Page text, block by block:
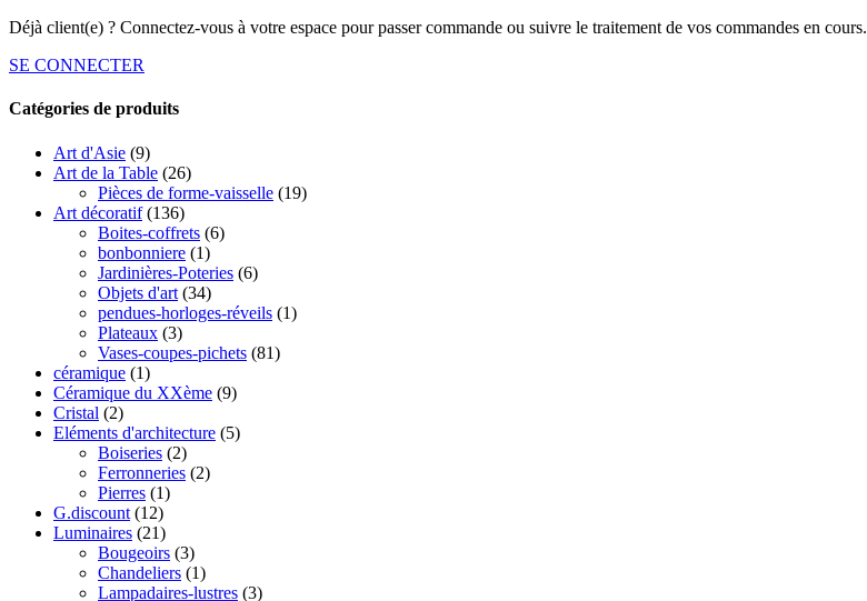
Déjà client(e) ? Connectez-vous à votre espace pour passer commande ou suivre le traitement de vos commandes en cours.
SE CONNECTER
Catégories de produits
Art d'Asie (9)
Art de la Table (26)
Pièces de forme-vaisselle (19)
Art décoratif (136)
Boites-coffrets (6)
bonbonniere (1)
Jardinières-Poteries (6)
Objets d'art (34)
pendues-horloges-réveils (1)
Plateaux (3)
Vases-coupes-pichets (81)
céramique (1)
Céramique du XXème (9)
Cristal (2)
Eléments d'architecture (5)
Boiseries (2)
Ferronneries (2)
Pierres (1)
G.discount (12)
Luminaires (21)
Bougeoirs (3)
Chandeliers (1)
Lampadaires-lustres (3)